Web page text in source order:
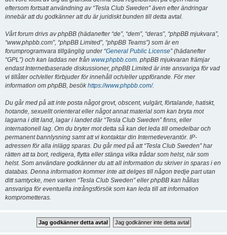
eftersom fortsatt användning av “Tesla Club Sweden” även efter ändringar
innebär att du godkänner att du är juridiskt bunden till detta avtal.
Vårt forum drivs av phpBB (hädanefter “de”, “dem”, “deras”, “phpBB mjukvara”,
“www.phpbb.com”, “phpBB Limited”, “phpBB Teams”) som är en
forumprogramvara tillgänglig under “General Public License” (hädanefter
“GPL”) och kan laddas ner från www.phpbb.com. phpBB mjukvaran främjar
endast Internetbaserade diskussioner, phpBB Limited är inte ansvariga för vad
vi tillåter och/eller förbjuder för innehåll och/eller uppförande. För mer
information om phpBB, besökhttps://www.phpbb.com/.
Du går med på att inte posta något grovt, obscent, vulgärt, förtalande, hatiskt,
hotande, sexuellt orienterat eller något annat material som kan bryta mot
lagarna i ditt land, lagar i landet där “Tesla Club Sweden” finns, eller
internationell lag. Om du bryter mot detta så kan det leda till omedelbar och
permanent bannlysning samt att vi kontaktar din Internetleverantör. IP-
adressen för alla inlägg sparas. Du går med på att “Tesla Club Sweden” har
rätten att ta bort, redigera, flytta eller stänga vilka trådar som helst, när som
helst. Som användare godkänner du att all information du skriver in sparas i en
databas. Denna information kommer inte att delges till någon tredje part utan
ditt samtycke, men varken “Tesla Club Sweden” eller phpBB kan hållas
ansvariga för eventuella intrångsförsök som kan leda till att information
komprometteras.